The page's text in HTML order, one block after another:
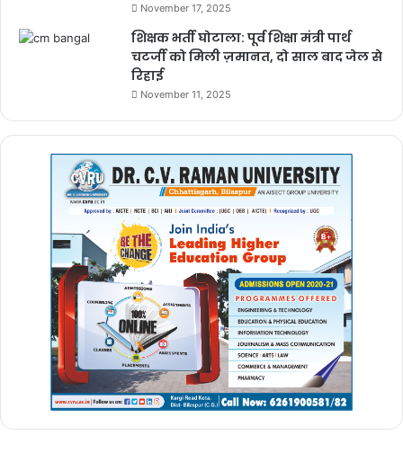
November 17, 2025
शिक्षक भर्ती घोटाला: पूर्व शिक्षा मंत्री पार्थ
चटर्जी को मिली ज़मानत, दो साल बाद जेल से
रिहाई
November 11, 2025